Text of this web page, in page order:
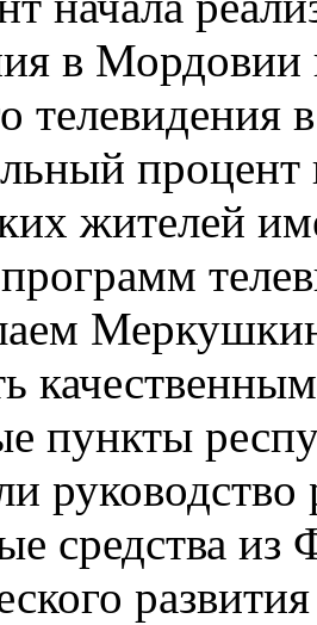
в Мордовии
телевидения
процент
жителей
программ
пункты
средства